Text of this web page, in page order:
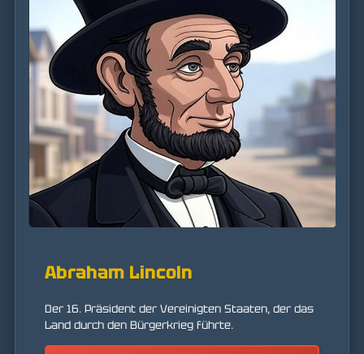
Abraham Lincoln
Der 16. Präsident der Vereinigten Staaten, der das
Land durch den Bürgerkrieg führte.